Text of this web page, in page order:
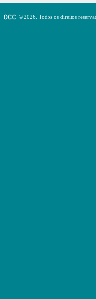
© 2026. Todos os direitos